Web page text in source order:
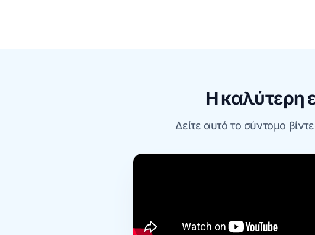
Η καλύτερη
Δείτε αυτό το σύντομο